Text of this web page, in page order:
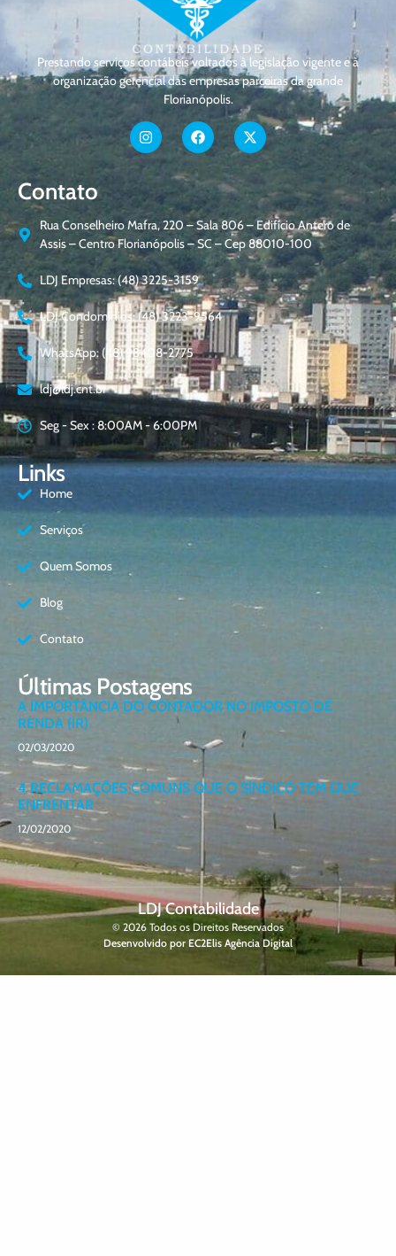
Prestando serviços contábeis voltados à legislação vigente e à
organização gerencial das empresas parceiras da grande
Florianópolis.
Contato
Rua Conselheiro Mafra, 220 – Sala 806 – Edifício Antero de
Assis – Centro Florianópolis – SC – Cep 88010-100
LDJ Empresas: (48) 3225-3159
LDJ Condomínios: (48) 3223-9564
WhatsApp: (48) 98408-2775
ldj@ldj.cnt.br
Seg - Sex : 8:00AM - 6:00PM
Links
Home
Serviços
Quem Somos
Blog
Contato
Últimas Postagens
A IMPORTÂNCIA DO CONTADOR NO IMPOSTO DE
RENDA (IR)
02/03/2020
4 RECLAMAÇÕES COMUNS QUE O SÍNDICO TEM QUE
ENFRENTAR
12/02/2020
LDJ Contabilidade
© 2026 Todos os Direitos Reservados
Desenvolvido por EC2Elis Agência Digital